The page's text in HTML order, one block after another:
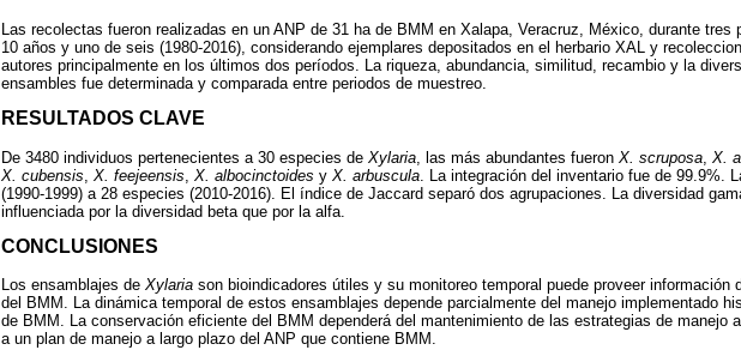
Las recolectas fueron realizadas en un ANP de 31 ha de BMM en Xalapa, Veracruz, México, durante tres
10 años y uno de seis (1980-2016), considerando ejemplares depositados en el herbario XAL y
autores principalmente en los últimos dos períodos. La riqueza, abundancia, similitud, recambio y la
ensambles fue determinada y comparada entre periodos de muestreo.
RESULTADOS CLAVE
De 3480 individuos pertenecientes a 30 especies de Xylaria , las más abundantes fueron X. scruposa X.
X. cubensis X. feejeensis X. albocinctoides y X. arbuscula . La integración del inventario fue de 99.9%.
(1990-1999) a 28 especies (2010-2016). El índice de Jaccard separó dos agrupaciones. La diversidad
influenciada por la diversidad beta que por la alfa.
CONCLUSIONES
Los ensamblajes de Xylaria son bioindicadores útiles y su monitoreo temporal puede proveer información
del BMM. La dinámica temporal de estos ensamblajes depende parcialmente del manejo implementado
de BMM. La conservación eficiente del BMM dependerá del mantenimiento de las estrategias de manejo
a un plan de manejo a largo plazo del ANP que contiene BMM.